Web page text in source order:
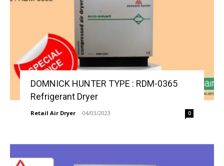
DOMNICK HUNTER TYPE : RDM-0365
Refrigerant Dryer
Retail Air Dryer - 04/03/2023 0